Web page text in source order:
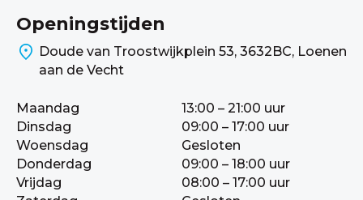
Openingstijden
Doude van Troostwijkplein 53, 3632BC, Loenen
aan de Vecht
Maandag
Dinsdag
Woensdag
Donderdag
Vrijdag
13:00 – 21:00 uur
09:00 – 17:00 uur
Gesloten
09:00 – 18:00 uur
08:00 – 17:00 uur